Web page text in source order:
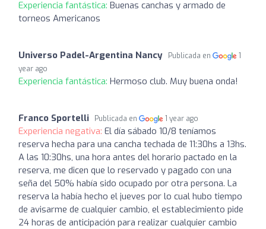
Experiencia fantástica: Buenas canchas y armado de
torneos Americanos
Universo Padel-Argentina Nancy Publicada en
1
year ago
Experiencia fantástica: Hermoso club. Muy buena onda!
Franco Sportelli Publicada en 1 year ago
Experiencia negativa: El día sábado 10/8 teníamos
reserva hecha para una cancha techada de 11:30hs a 13hs.
A las 10:30hs, una hora antes del horario pactado en la
reserva, me dicen que lo reservado y pagado con una
seña del 50% había sido ocupado por otra persona. La
reserva la había hecho el jueves por lo cual hubo tiempo
de avisarme de cualquier cambio, el establecimiento pide
24 horas de anticipación para realizar cualquier cambio